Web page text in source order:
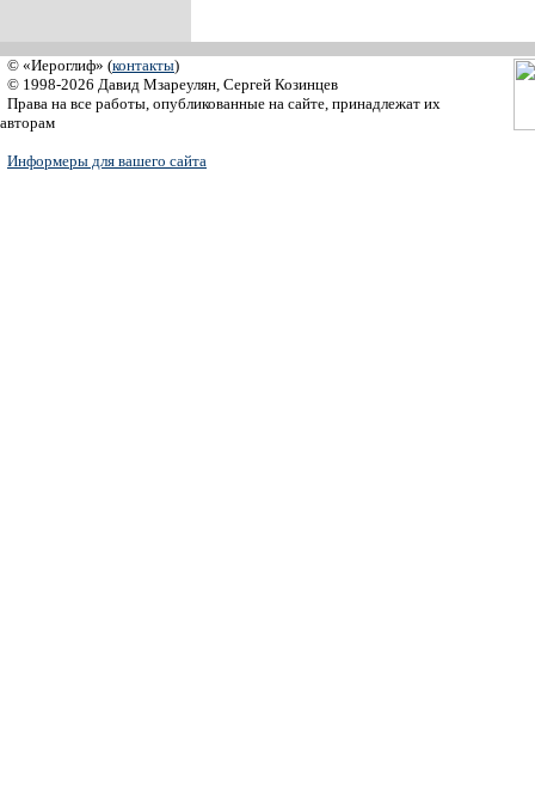
© «Иероглиф» (контакты)
© 1998-2026 Давид Мзареулян, Сергей Козинцев
Права на все работы, опубликованные на сайте, принадлежат их
авторам
Информеры для вашего сайта